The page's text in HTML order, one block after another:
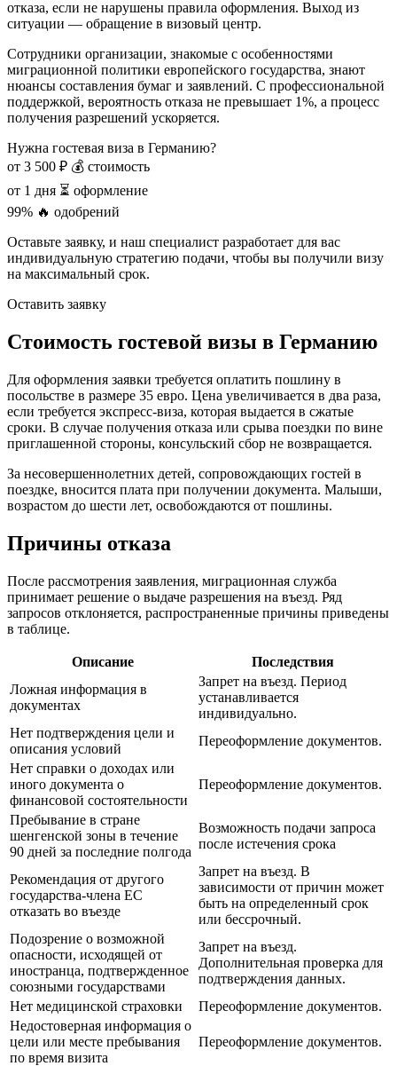
отказа, если не нарушены правила оформления. Выход из
ситуации — обращение в визовый центр.
Сотрудники организации, знакомые с особенностями
миграционной политики европейского государства, знают
нюансы составления бумаг и заявлений. С профессиональной
поддержкой, вероятность отказа не превышает 1%, а процесс
получения разрешений ускоряется.
Нужна гостевая виза в Германию?
от 3 500 ₽ 💰 стоимость
от 1 дня ⏳ оформление
99% 🔥 одобрений
Оставьте заявку, и наш специалист разработает для вас
индивидуальную стратегию подачи, чтобы вы получили визу
на максимальный срок.
Оставить заявку
Стоимость гостевой визы в Германию
Для оформления заявки требуется оплатить пошлину в
посольстве в размере 35 евро. Цена увеличивается в два раза,
если требуется экспресс-виза, которая выдается в сжатые
сроки. В случае получения отказа или срыва поездки по вине
приглашенной стороны, консульский сбор не возвращается.
За несовершеннолетних детей, сопровождающих гостей в
поездке, вносится плата при получении документа. Малыши,
возрастом до шести лет, освобождаются от пошлины.
Причины отказа
После рассмотрения заявления, миграционная служба
принимает решение о выдаче разрешения на въезд. Ряд
запросов отклоняется, распространенные причины приведены
в таблице.
Описание
Последствия
Ложная информация в
документах
Запрет на въезд. Период
устанавливается
индивидуально.
Нет подтверждения цели и
описания условий
Переоформление документов.
Нет справки о доходах или
иного документа о
финансовой состоятельности
Переоформление документов.
Пребывание в стране
шенгенской зоны в течение
90 дней за последние полгода
Возможность подачи запроса
после истечения срока
Рекомендация от другого
государства-члена ЕС
отказать во въезде
Запрет на въезд. В
зависимости от причин может
быть на определенный срок
или бессрочный.
Подозрение о возможной
опасности, исходящей от
иностранца, подтвержденное
союзными государствами
Запрет на въезд.
Дополнительная проверка для
подтверждения данных.
Нет медицинской страховки
Переоформление документов.
Недостоверная информация о
цели или месте пребывания
по время визита
Переоформление документов.